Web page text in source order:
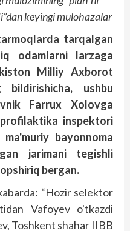
”dan keyingimulohazalar
tarqalgan
odamlarni larzaga
Milliy Axborot
bildirishicha, ushbu
Farrux Xolovga
inspektori
bayonnoma
jarimani tegishli
bergan.
“Hozir selektor
Vafoyev o'tkazdi
Toshkent shahar IIBB